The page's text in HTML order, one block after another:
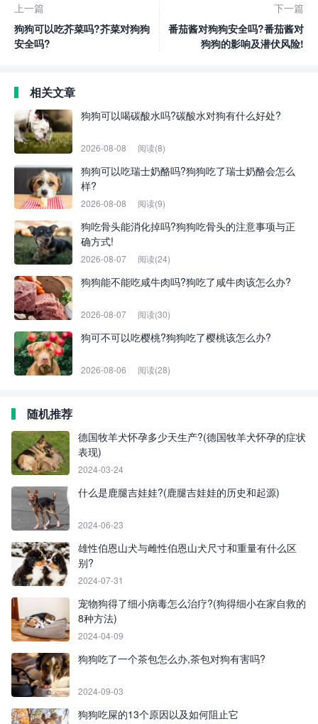
上一篇
狗狗可以吃芥菜吗?芥菜对狗狗
安全吗?
下一篇
番茄酱对狗狗安全吗?番茄酱对
狗狗的影响及潜伏风险!
相关文章
狗狗可以喝碳酸水吗?碳酸水对狗有什么好处?
2026-08-08 阅读(8)
狗狗可以吃瑞士奶酪吗?狗狗吃了瑞士奶酪会怎么
样?
2026-08-08 阅读(9)
狗吃骨头能消化掉吗?狗狗吃骨头的注意事项与正
确方式!
2026-08-07 阅读(24)
狗狗能不能吃咸牛肉吗?狗吃了咸牛肉该怎么办?
2026-08-07 阅读(30)
狗可不可以吃樱桃?狗狗吃了樱桃该怎么办?
2026-08-06 阅读(28)
随机推荐
德国牧羊犬怀孕多少天生产?(德国牧羊犬怀孕的症状
表现)
2024-03-24
什么是鹿腿吉娃娃?(鹿腿吉娃娃的历史和起源)
2024-06-23
雄性伯恩山犬与雌性伯恩山犬尺寸和重量有什么区
别?
2024-07-31
宠物狗得了细小病毒怎么治疗?(狗得细小在家自救的
8种方法)
2024-04-09
狗狗吃了一个茶包怎么办,茶包对狗有害吗?
2024-09-03
狗狗吃屎的13个原因以及如何阻止它